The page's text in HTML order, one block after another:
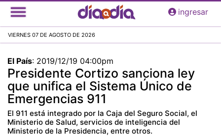
Pasar
al
principal
ingresar
VIERNES 07 DE AGOSTO DE 2026
El País: 2019/12/19 04:00pm
Presidente Cortizo sanciona ley
que unifica el Sistema Único de
Emergencias 911
El 911 está integrado por la Caja del Seguro Social, el
Ministerio de Salud, servicios de inteligencia del
Ministerio de la Presidencia, entre otros.